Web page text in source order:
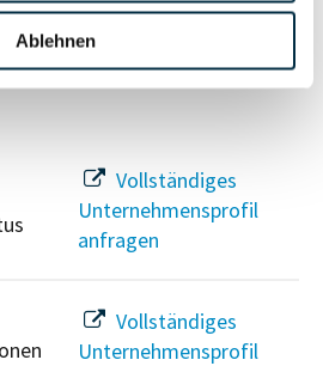
Ablehnen
Vollständiges
Unternehmensprofil
anfragen
Vollständiges
Unternehmensprofil